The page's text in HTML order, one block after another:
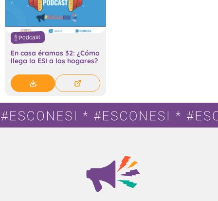
Podcast
En casa éramos 32: ¿Cómo
llega la ESI a los hogares?